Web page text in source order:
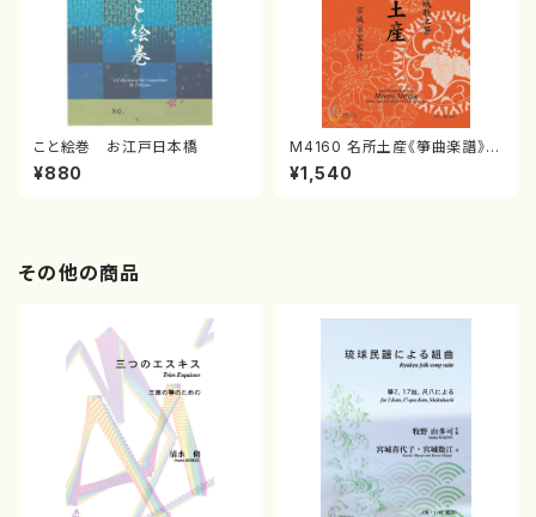
こと絵巻 お江戸日本橋
¥880
M4160 名所土産《箏曲楽譜》
（箏/宮城喜代子・宮城数江著・
宮城宗家監修/箏曲古典楽譜）
¥1,540
その他の商品